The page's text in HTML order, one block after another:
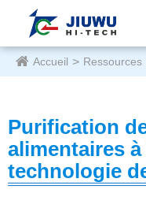
Accueil Ressources
Purification
alimentaires
technologie